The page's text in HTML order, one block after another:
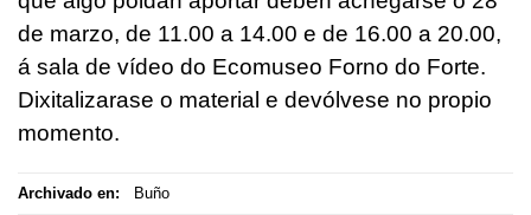
de marzo, de 11.00 a 14.00 e de 16.00 a 20.00,
á sala de vídeo do Ecomuseo Forno do Forte.
Dixitalizarase o material e devólvese no propio
momento.
Archivado en: Buño